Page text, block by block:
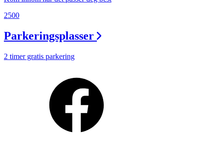
2500
Parkeringsplasser
2 timer gratis parkering